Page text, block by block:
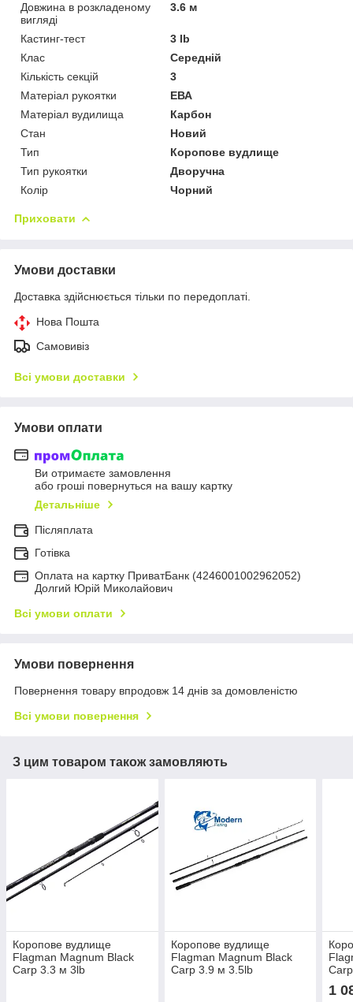
Довжина в розкладеному
вигляді
3.6 м
Кастинг-тест
3 lb
Клас
Середній
Кількість секцій
3
Матеріал рукоятки
ЕВА
Матеріал вудилища
Карбон
Стан
Новий
Тип
Коропове вудлище
Тип рукоятки
Дворучна
Колір
Чорний
Приховати
Умови доставки
Доставка здійснюється тільки по передоплаті.
Нова Пошта
Самовивіз
Всі умови доставки
Умови оплати
Ви отримаєте замовлення
або гроші повернуться на вашу картку
Детальніше
Післяплата
Готівка
Оплата на картку ПриватБанк (4246001002962052)
Долгий Юрій Миколайович
Всі умови оплати
Умови повернення
Повернення товару впродовж 14 днів за домовленістю
Всі умови повернення
З цим товаром також замовляють
Коропове вудлище
Flagman Magnum Black
Carp 3.3 м 3lb
Коропове вудлище
Flagman Magnum Black
Carp 3.9 м 3.5lb
1